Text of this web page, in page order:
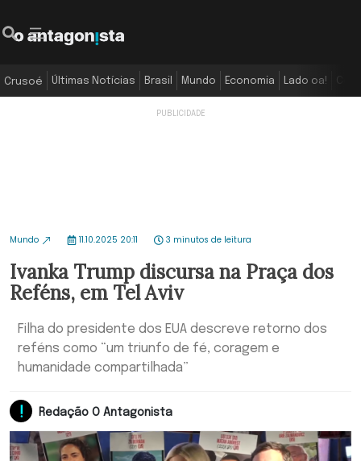
Crusoé Últimas Notícias Brasil Mundo Economia Lado oa!
Mundo 11.10.2025 20:11 3 minutos de leitura
Ivanka Trump discursa na Praça dos
Reféns, em Tel Aviv
Filha do presidente dos EUA descreve retorno dos
reféns como “um triunfo de fé, coragem e
humanidade compartilhada”
Redação O Antagonista